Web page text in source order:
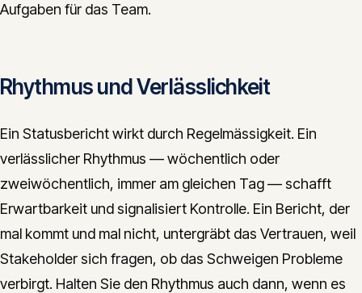
Aufgaben für das Team.
Rhythmus und Verlässlichkeit
Ein Statusbericht wirkt durch Regelmässigkeit. Ein
verlässlicher Rhythmus — wöchentlich oder
zweiwöchentlich, immer am gleichen Tag — schafft
Erwartbarkeit und signalisiert Kontrolle. Ein Bericht, der
mal kommt und mal nicht, untergräbt das Vertrauen, weil
Stakeholder sich fragen, ob das Schweigen Probleme
verbirgt. Halten Sie den Rhythmus auch dann, wenn es